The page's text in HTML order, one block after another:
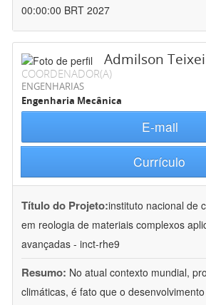
00:00:00 BRT 2027
Admilson
COORDENADOR(A)
ENGENHARIAS
Engenharia Mecânica
E-mail
Currículo
Título do Projeto:instituto nacional de
em reologia de materiais complexos
avançadas - inct-rhe9
Resumo: No atual contexto mundial,
climáticas, é fato que o